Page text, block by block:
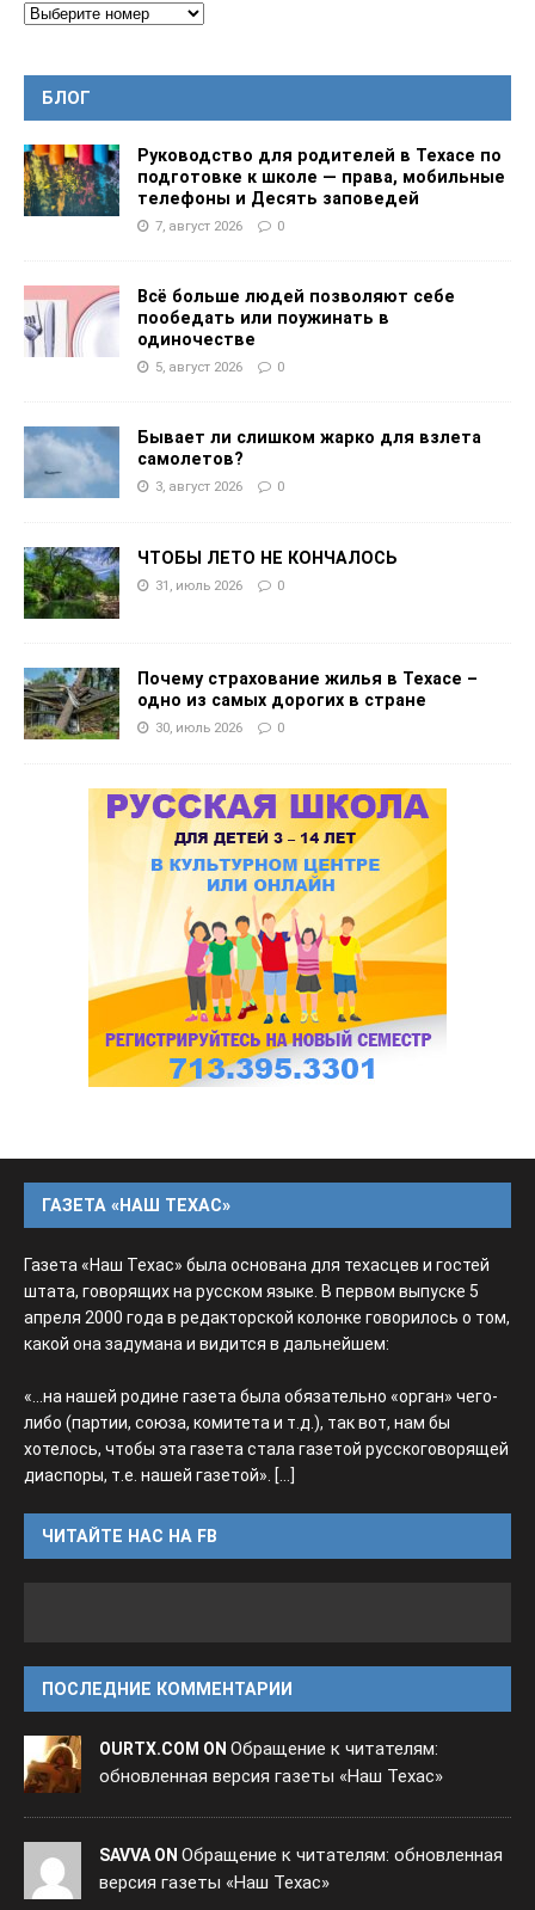
БЛОГ
Руководство для родителей в Техасе по
подготовке к школе — права, мобильные
телефоны и Десять заповедей
7, август 2026 0
Всё больше людей позволяют себе
пообедать или поужинать в
одиночестве
5, август 2026 0
Бывает ли слишком жарко для взлета
самолетов?
3, август 2026 0
ЧТОБЫ ЛЕТО НЕ КОНЧАЛОСЬ
31, июль 2026 0
Почему страхование жилья в Техасе –
одно из самых дорогих в стране
30, июль 2026 0
ГАЗЕТА «НАШ ТЕХАС»
Газета «Наш Техас» была основана для техасцев и гостей
штата, говорящих на русском языке. В первом выпуске 5
апреля 2000 года в редакторской колонке говорилось о том,
какой она задумана и видится в дальнейшем:
«...на нашей родине газета была обязательно «орган» чего-
либо (партии, союза, комитета и т.д.), так вот, нам бы
хотелось, чтобы эта газета стала газетой русскоговорящей
диаспоры, т.е. нашей газетой». [...]
ЧИТАЙТЕ НАС НА FB
ПОСЛЕДНИЕ КОММЕНТАРИИ
OURTX.COM ON Обращение к читателям:
обновленная версия газеты «Наш Техас»
SAVVA ON Обращение к читателям: обновленная
версия газеты «Наш Техас»